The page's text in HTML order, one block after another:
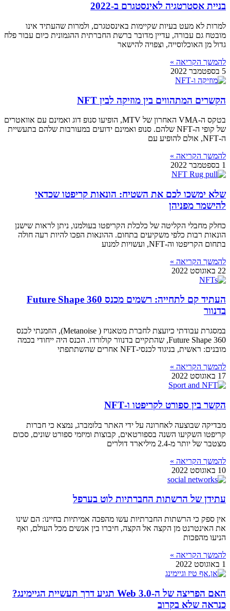
בניית אסטרטגיה לאינסטגרם ב-2022
למרות לא מעט בעיות שקיימות באינסטגרם, ולמרות שהעתיד אינו
מובטח גם עבורה, עדיין מדובר ברשת החברתית ההגמונית כיום עבור פלח
גדול מן האוכלוסייה, וצפויה להישאר
להמשך הקריאה »
5 בספטמבר 2022
הקשרים המתהווים בין מוזיקה לבין NFT
בטקס ה-VMA האחרון של MTV, הופיעו סנופ דוג ואמינם עם אוואטרים
של קופי ה-NFT שלהם. סנופ ואמינם ידועים במעורבות שלהם בתעשיית
ה-NFT, אולם להופיע עם
להמשך הקריאה »
1 בספטמבר 2022
שלא ימשכו לכם את השטיח: הונאות קריפטו שכדאי
להישמר מפניהן
כחלק מחבלי הקליטה של כלכלת הקריפטו בעולמנו, ניתן לראות שישנן
הונאות רבות כלפי משקיעים בתחום. ההונאות הפכו להיות רעה חולה
בתחום הקריפטו וה-NFT, ועשויות למנוע
להמשך הקריאה »
22 באוגוסט 2022
העתיד קם לתחייה: רשמים מכנס Future Shape 360
בדנוור
במסגרת עבודתי כיועצת לחברת מטאנויז ( Metanoise), הוזמנתי לכנס
Future Shape 360, שהתקיים בדנוור קולורדו. הכנס היה ייחודי בכמה
מובנים: ראשית, בניגוד לכנסי-NFT אחרים שהשתתפתי
להמשך הקריאה »
17 באוגוסט 2022
הקשר בין ספורט לקריפטו ו-NFT
מבדיקה שבוצעה לאחרונה על ידי האתר בלומברג, נמצא כי חברות
קריפטו השקיעו השנה בספורטאים, קבוצות ומיזמי ספורט שונים, סכום
מצטבר של יותר מ-2.4 מיליארד דולרים
להמשך הקריאה »
10 באוגוסט 2022
עתידן של הרשתות החברתיות לוט בערפל
אין ספק כי הרשתות החברתיות עשו מהפכה אמיתיות בחיינו: הם שינו
את האינטרנט מן הקצה אל הקצה, חיברו בין אנשים מכל העולם, ואף
הניעו מהפכות
להמשך הקריאה »
1 באוגוסט 2022
האם הפריצה של ה-Web 3.0 תגיע דרך תעשיית הגיימינג?
כנראה שלא בקרוב